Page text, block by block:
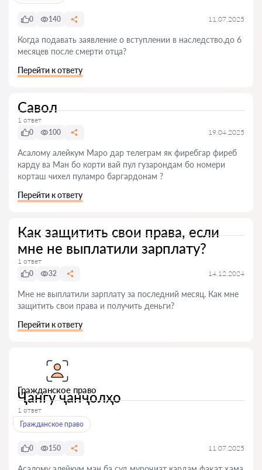
0 140 11.07.2025
Когда подавать заявление о вступлении в наследство.до 6
месяцев после смерти отца?
Перейти к ответу
Савол
1 ответ
0
100 19.04.2025
Асалому алейкум Маро дар телеграм як фиребгар фиреб
карду ва Ман бо корти вай пул гузарондам бо номери
корташ чихел пуламро баргардонам ?
Перейти к ответу
Как защитить свои права, если
мне не выплатили зарплату?
1 ответ
0
32 14.12.2024
Мне не выплатили зарплату за последний месяц. Как мне
защитить свои права и получить деньги?
Перейти к ответу
Гражданское право
Ҷангу ҷанҷолҳо
1 ответ
Гражданское право
0 150 11.07.2025